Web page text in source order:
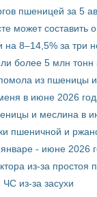
пшеницей за 5
может составить
8–14,5% за три
более 5 млн тонн
из пшеницы
в июне 2026
и меслина в
пшеничной и
- июне 2026
из-за простоя
из-за засухи